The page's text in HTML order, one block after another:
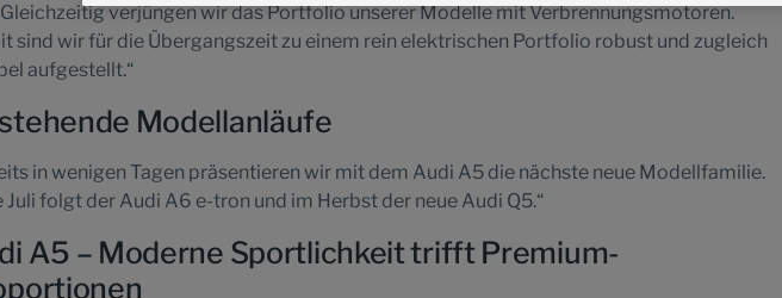
Gleichzeitig verjüngen wir das Portfolio unserer Modelle mit Verbrennungsmotoren.
sind wir für die Übergangszeit zu einem rein elektrischen Portfolio robust und zugleich
aufgestellt.“
Modellanläufe
in wenigen Tagen präsentieren wir mit dem Audi A5 die nächste neue Modellfamilie.
Juli folgt der Audi A6 e-tron und im Herbst der neue Audi Q5.“
A5 – Moderne Sportlichkeit trifft Premium-